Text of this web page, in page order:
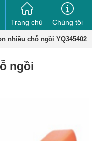
Trang chủ Chúng tôi
nhiều chỗ ngồi YQ345402
ngồi